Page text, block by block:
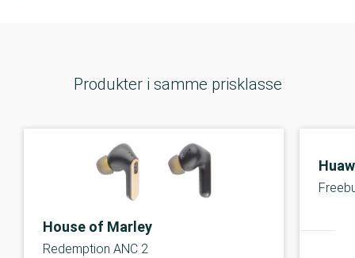
Produkter i samme prisklasse
House of Marley
Redemption ANC 2